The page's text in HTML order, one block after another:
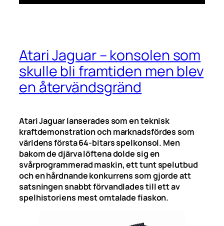
Atari Jaguar – konsolen som
skulle bli framtiden men blev
en återvändsgränd
Atari Jaguar lanserades som en teknisk
kraftdemonstration och marknadsfördes som
världens första 64-bitars spelkonsol. Men
bakom de djärva löftena dolde sig en
svårprogrammerad maskin, ett tunt spelutbud
och en hårdnande konkurrens som gjorde att
satsningen snabbt förvandlades till ett av
spelhistoriens mest omtalade fiaskon.